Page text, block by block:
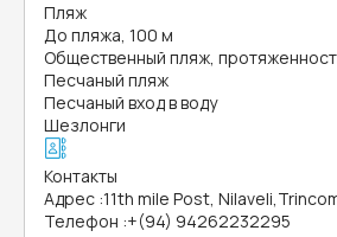
Пляж
До пляжа, 100 м
Общественный пляж,
Песчаный пляж
Песчаный вход в воду
Шезлонги
Контакты
Адрес :11th mile Post,
Телефон :+(94) 94262232295